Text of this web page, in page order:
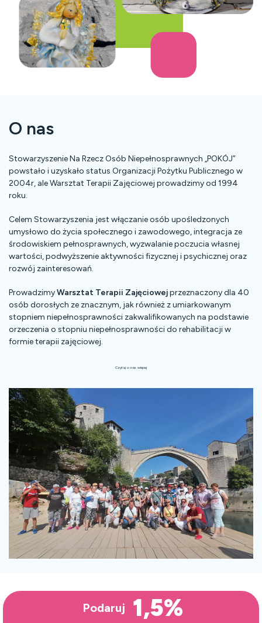
O nas
Stowarzyszenie Na Rzecz Osób Niepełnosprawnych „POKÓJ”
powstało i uzyskało status Organizacji Pożytku Publicznego w
2004r, ale Warsztat Terapii Zajęciowej prowadzimy od 1994
roku.
Celem Stowarzyszenia jest włączanie osób upośledzonych
umysłowo do życia społecznego i zawodowego, integracja ze
środowiskiem pełnosprawnych, wyzwalanie poczucia własnej
wartości, podwyższenie aktywności fizycznej i psychicznej oraz
rozwój zainteresowań.
ProwadzimyWarsztat Terapii Zajęciowejprzeznaczony dla 40
osób dorosłych ze znacznym, jak również z umiarkowanym
stopniem niepełnosprawności zakwalifikowanych na podstawie
orzeczenia o stopniu niepełnosprawności do rehabilitacji w
formie terapii zajęciowej.
Czytaj o nas więcej
Podaruj 1,5%